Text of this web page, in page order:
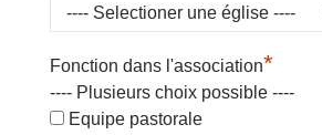
Fonction dans l'association*
---- Plusieurs choix possible ----
Equipe pastorale